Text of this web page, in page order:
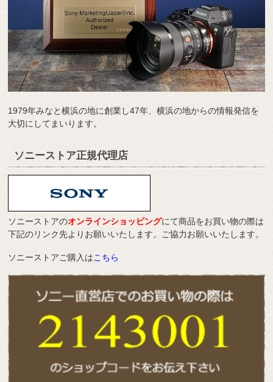
1979年みなと横浜の地に創業し47年、横浜の地からの情報発信を
大切にしてまいります。
ソニーストア正規代理店
ソニーストアのオンラインショッピングにて商品をお買い物の際は
下記のリンク先よりお願いいたします。ご協力お願いいたします。
ソニーストアご購入はこちら